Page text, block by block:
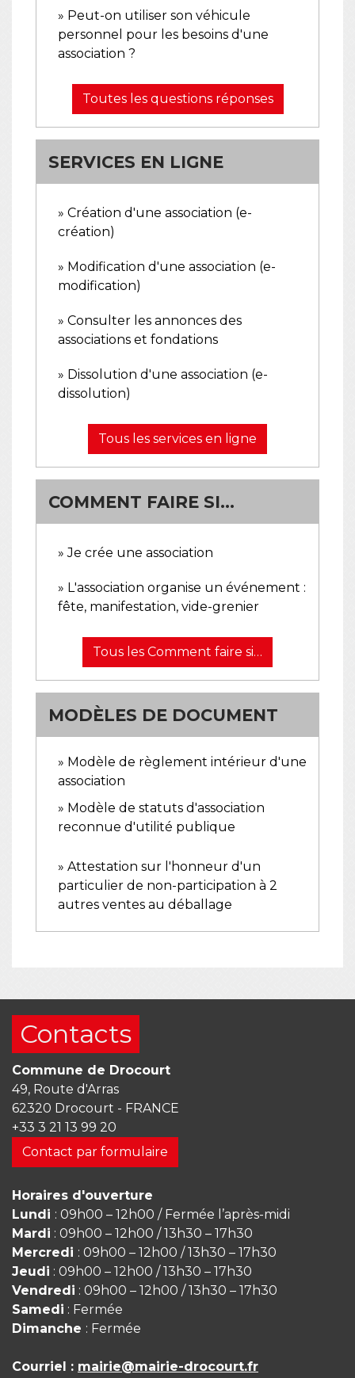
Peut-on utiliser son véhicule
personnel pour les besoins d'une
association ?
Toutes les questions réponses
SERVICES EN LIGNE
Création d'une association (e-
création)
Modification d'une association (e-
modification)
Consulter les annonces des
associations et fondations
Dissolution d'une association (e-
dissolution)
Tous les services en ligne
COMMENT FAIRE SI…
Je crée une association
L'association organise un événement :
fête, manifestation, vide-grenier
Tous les Comment faire si…
MODÈLES DE DOCUMENT
Modèle de règlement intérieur d'une
association
Modèle de statuts d'association
reconnue d'utilité publique
Attestation sur l'honneur d'un
particulier de non-participation à 2
autres ventes au déballage
Contacts
Commune de Drocourt
49, Route d'Arras
62320 Drocourt - FRANCE
+33 3 21 13 99 20
Contact par formulaire
Horaires d'ouverture
Lundi : 09h00 – 12h00 / Fermée l’après-midi
Mardi : 09h00 – 12h00 / 13h30 – 17h30
Mercredi : 09h00 – 12h00 / 13h30 – 17h30
Jeudi : 09h00 – 12h00 / 13h30 – 17h30
Vendredi : 09h00 – 12h00 / 13h30 – 17h30
Samedi : Fermée
Dimanche : Fermée
Courriel : mairie@mairie-drocourt.fr